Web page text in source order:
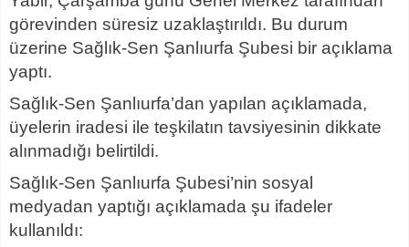
görevinden süresiz uzaklaştırıldı. Bu durum
üzerine Sağlık-Sen Şanlıurfa Şubesi bir açıklama
yaptı.
Sağlık-Sen Şanlıurfa’dan yapılan açıklamada,
üyelerin iradesi ile teşkilatın tavsiyesinin dikkate
alınmadığı belirtildi.
Sağlık-Sen Şanlıurfa Şubesi’nin sosyal
medyadan yaptığı açıklamada şu ifadeler
kullanıldı: